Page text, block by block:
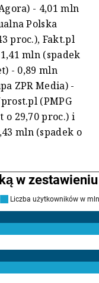
- 4,01 mln
Polska
proc.), Fakt.pl
mln (spadek
- 0,89 mln
ZPR Media) -
(PMPG
o 29,70 proc.) i
mln (spadek o